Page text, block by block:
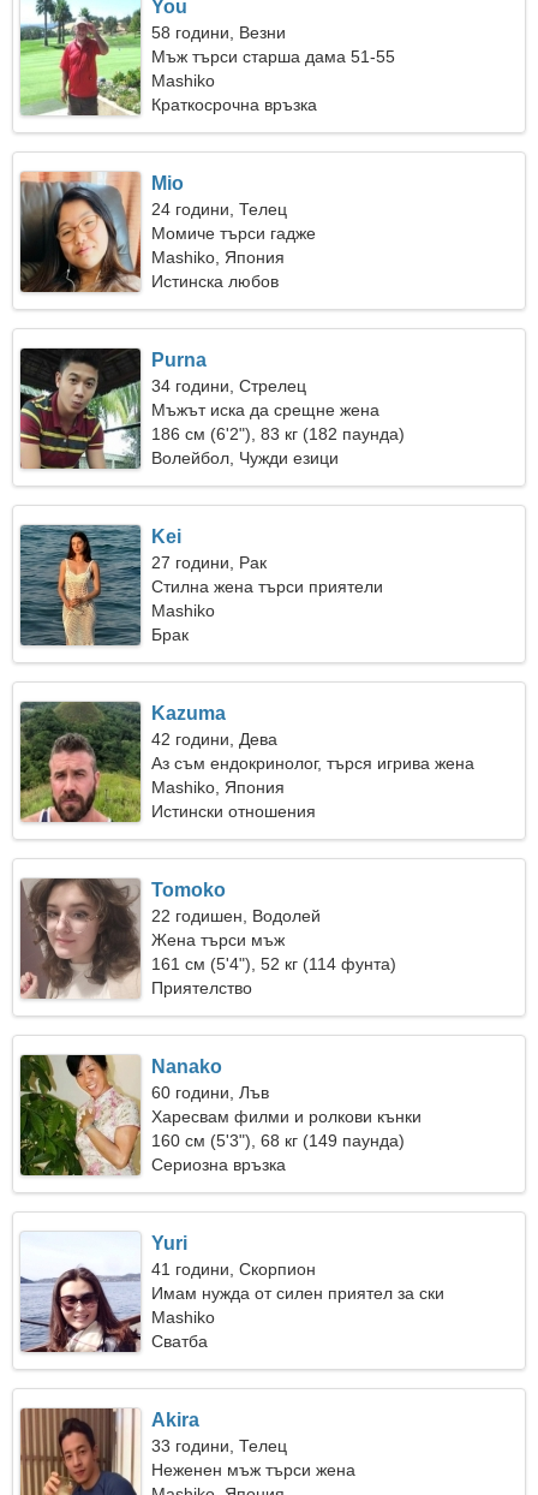
You
58 години, Везни
Мъж търси старша дама 51-55
Mashiko
Краткосрочна връзка
Mio
24 години, Телец
Момиче търси гадже
Mashiko, Япония
Истинска любов
Purna
34 години, Стрелец
Мъжът иска да срещне жена
186 см (6'2"), 83 кг (182 паунда)
Волейбол, Чужди езици
Kei
27 години, Рак
Стилна жена търси приятели
Mashiko
Брак
Kazuma
42 години, Дева
Аз съм ендокринолог, търся игрива жена
Mashiko, Япония
Истински отношения
Tomoko
22 годишен, Водолей
Жена търси мъж
161 см (5'4"), 52 кг (114 фунта)
Приятелство
Nanako
60 години, Лъв
Харесвам филми и ролкови кънки
160 см (5'3"), 68 кг (149 паунда)
Сериозна връзка
Yuri
41 години, Скорпион
Имам нужда от силен приятел за ски
Mashiko
Сватба
Akira
33 години, Телец
Неженен мъж търси жена